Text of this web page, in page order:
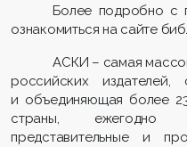
Более подробно с
ознакомиться на сайте
АСКИ – самая
российских
и объединяющая более
страны, ежегодно
представительные и